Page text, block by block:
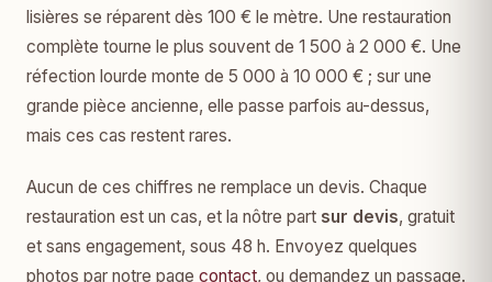
lisières se réparent dès 100 € le mètre. Une restauration
complète tourne le plus souvent de 1 500 à 2 000 €. Une
réfection lourde monte de 5 000 à 10 000 € ; sur une
grande pièce ancienne, elle passe parfois au-dessus,
mais ces cas restent rares.
Aucun de ces chiffres ne remplace un devis. Chaque
restauration est un cas, et la nôtre part sur devis, gratuit
et sans engagement, sous 48 h. Envoyez quelques
photos par notre page contact, ou demandez un passage.